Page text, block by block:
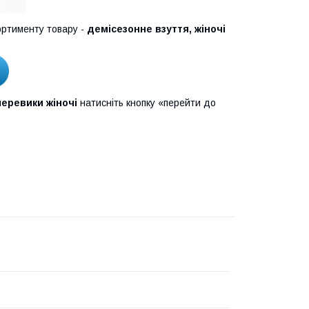
товару - демісезонне взуття, жіночі
жіночі натисніть кнопку «перейти до